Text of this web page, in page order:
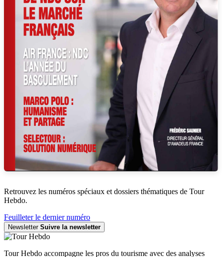
Retrouvez les numéros spéciaux et dossiers thématiques de Tour
Hebdo.
Feuilleter le dernier numéro
Newsletter Suivre la newsletter
Tour Hebdo accompagne les pros du tourisme avec des analyses